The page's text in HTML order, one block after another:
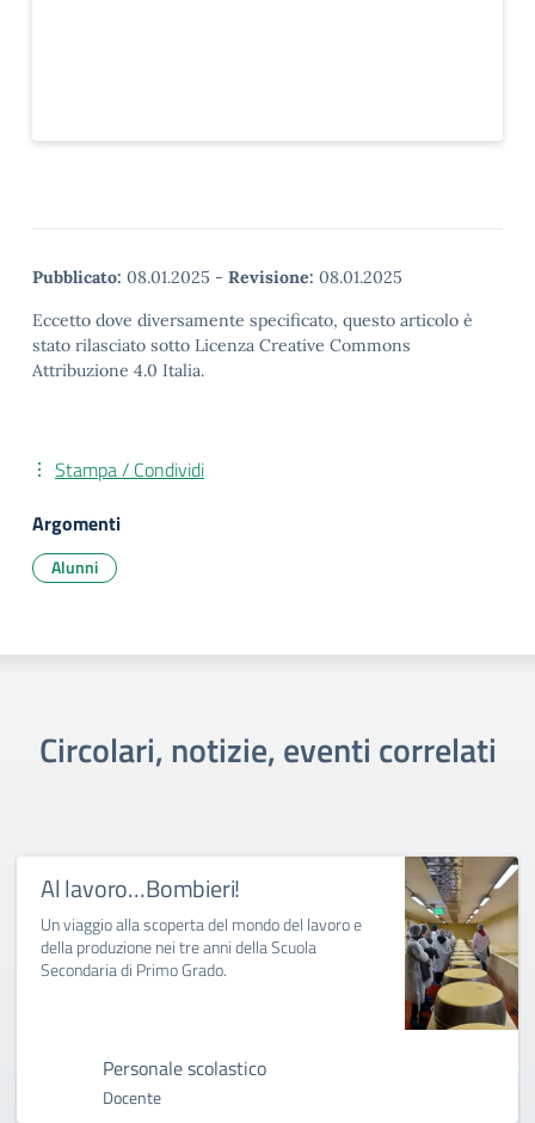
Pubblicato: 08.01.2025 - Revisione: 08.01.2025
Eccetto dove diversamente specificato, questo articolo è
stato rilasciato sotto Licenza Creative Commons
Attribuzione 4.0 Italia.
Stampa / Condividi
Argomenti
Alunni
Circolari, notizie, eventi correlati
Al lavoro…Bombieri!
Un viaggio alla scoperta del mondo del lavoro e
della produzione nei tre anni della Scuola
Secondaria di Primo Grado.
Personale scolastico
Docente